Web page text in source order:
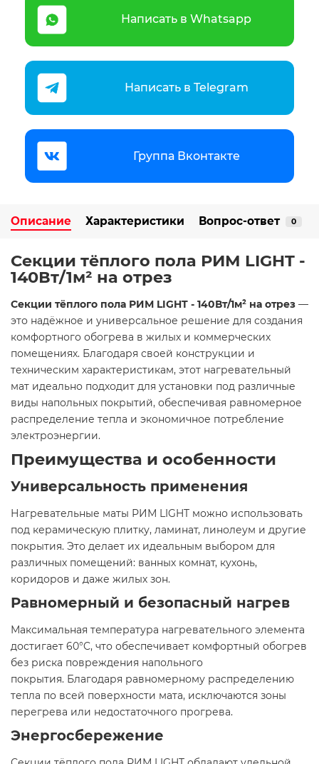
Написать в Whatsapp
Написать в Telegram
Группа Вконтакте
Описание Характеристики Вопрос-ответ 0
Секции тёплого пола РИМ LIGHT -
140Вт/1м² на отрез
Секции тёплого пола РИМ LIGHT - 140Вт/1м² на отрез —
это надёжное и универсальное решение для создания
комфортного обогрева в жилых и коммерческих
помещениях. Благодаря своей конструкции и
техническим характеристикам, этот нагревательный
мат идеально подходит для установки под различные
виды напольных покрытий, обеспечивая равномерное
распределение тепла и экономичное потребление
электроэнергии.
Преимущества и особенности
Универсальность применения
Нагревательные маты РИМ LIGHT можно использовать
под керамическую плитку, ламинат, линолеум и другие
покрытия. Это делает их идеальным выбором для
различных помещений: ванных комнат, кухонь,
коридоров и даже жилых зон.
Равномерный и безопасный нагрев
Максимальная температура нагревательного элемента
достигает 60°C, что обеспечивает комфортный обогрев
без риска повреждения напольного
покрытия. Благодаря равномерному распределению
тепла по всей поверхности мата, исключаются зоны
перегрева или недостаточного прогрева.
Энергосбережение